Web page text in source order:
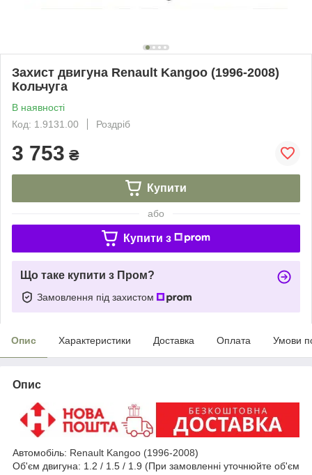
Захист двигуна Renault Kangoo (1996-2008)
Кольчуга
В наявності
Код: 1.9131.00
Роздріб
3 753 ₴
Купити
або
Купити з
Що таке купити з Пром?
Замовлення під захистом
Опис Характеристики Доставка Оплата Умови
Опис
Автомобіль: Renault Kangoo (1996-2008)
Об'єм двигуна: 1.2 / 1.5 / 1.9 (При замовленні уточнюйте об'єм